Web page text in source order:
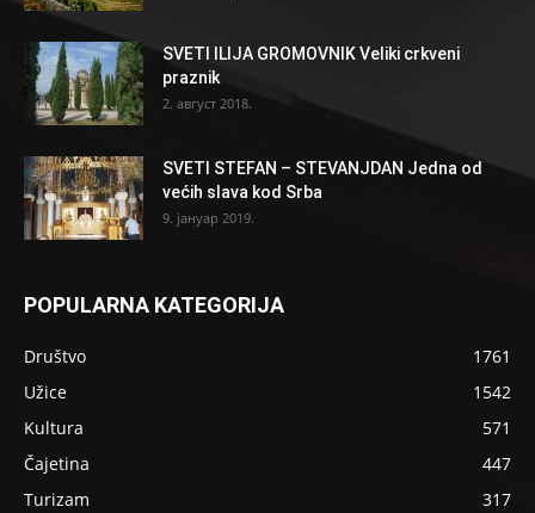
SVETI ILIJA GROMOVNIK Veliki crkveni
praznik
2. август 2018.
SVETI STEFAN – STEVANJDAN Jedna od
većih slava kod Srba
9. јануар 2019.
POPULARNA KATEGORIJA
Društvo
1761
Užice
1542
Kultura
571
Čajetina
447
Turizam
317